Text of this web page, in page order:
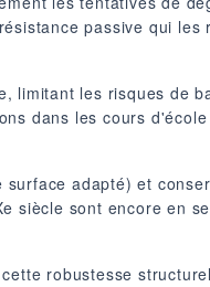
passive qui les
limitant les risques de
dans les cours
adapté) et
siècle sont encore en
robustesse